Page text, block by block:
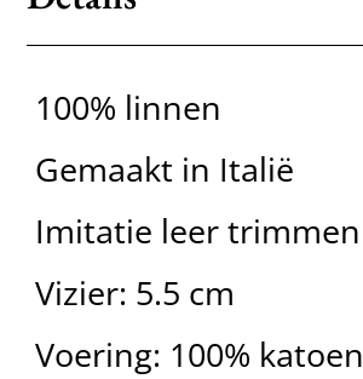
100% linnen
Gemaakt in Italië
Imitatie leer trimmen
Vizier: 5.5 cm
Voering: 100% katoen